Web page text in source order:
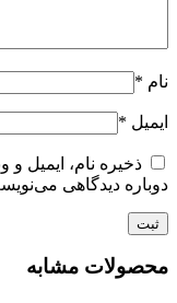
*
ذخیره نام، ایمیل و
دیدگاهی می‌نویسم.
مشابه